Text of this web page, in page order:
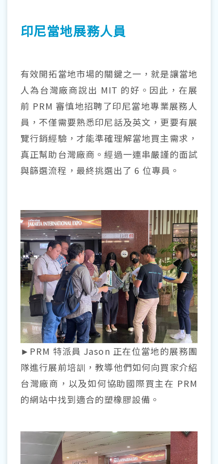
印尼當地展務人員
有效開拓當地市場的關鍵之一，就是讓當地
人為台灣廠商說出 MIT 的好。因此，在展
前 PRM 審慎地招聘了印尼當地專業展務人
員，不僅需要熟悉印尼話及英文，更要有展
覽行銷經驗，才能準確理解當地買主需求，
真正幫助台灣廠商。經過一連串嚴謹的面試
與篩選流程，最終挑選出了 6 位專員。
►PRM 特派員 Jason 正在位當地的展務團
隊進行展前培訓，教導他們如何向買家介紹
台灣廠商，以及如何協助國際買主在 PRM
的網站中找到適合的塑橡膠設備。